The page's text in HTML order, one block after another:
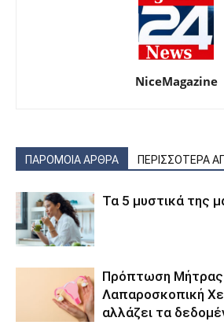
NiceMagazine
ΠΑΡΟΜΟΙΑ ΑΡΘΡΑ ΠΕΡΙΣΣΟΤΕΡΑ
Τα 5 μυστικά της
Πρόπτωση
Λαπαροσκοπική
αλλάζει τα